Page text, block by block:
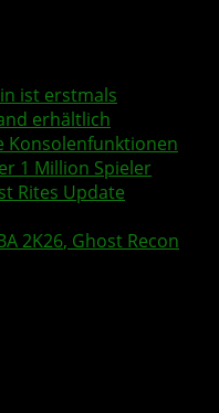
ist erstmals
erhältlich
Konsolenfunktionen
1 Million Spieler
Rites Update
2K26, Ghost Recon